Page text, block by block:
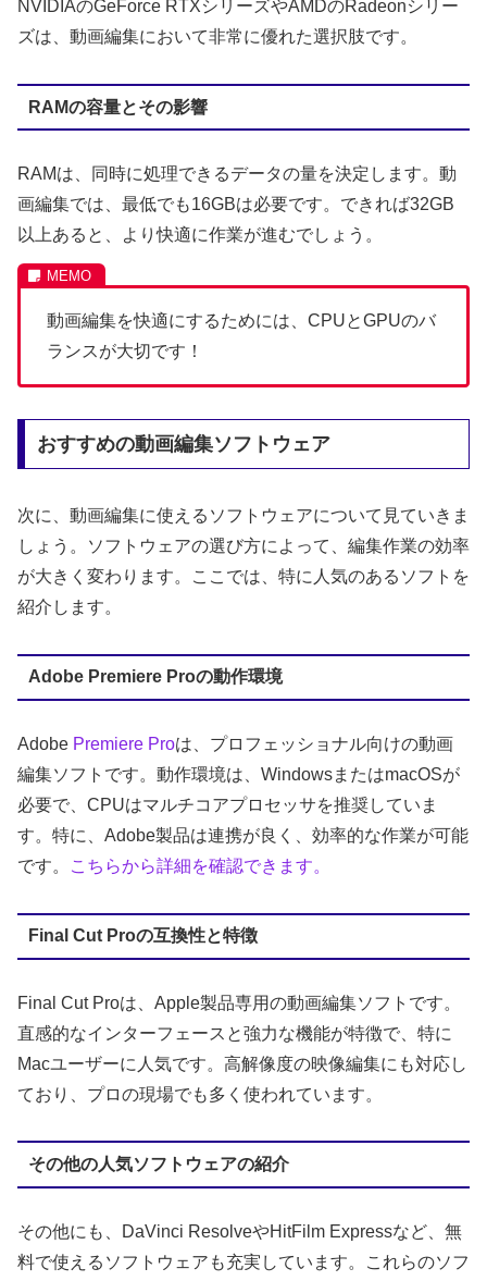
NVIDIAのGeForce RTXシリーズやAMDのRadeonシリー
ズは、動画編集において非常に優れた選択肢です。
RAMの容量とその影響
RAMは、同時に処理できるデータの量を決定します。動
画編集では、最低でも16GBは必要です。できれば32GB
以上あると、より快適に作業が進むでしょう。
動画編集を快適にするためには、CPUとGPUのバ
ランスが大切です！
おすすめの動画編集ソフトウェア
次に、動画編集に使えるソフトウェアについて見ていきま
しょう。ソフトウェアの選び方によって、編集作業の効率
が大きく変わります。ここでは、特に人気のあるソフトを
紹介します。
Adobe Premiere Proの動作環境
Adobe Premiere Proは、プロフェッショナル向けの動画
編集ソフトです。動作環境は、WindowsまたはmacOSが
必要で、CPUはマルチコアプロセッサを推奨していま
す。特に、Adobe製品は連携が良く、効率的な作業が可能
です。
こちらから詳細を確認できます。
Final Cut Proの互換性と特徴
Final Cut Proは、Apple製品専用の動画編集ソフトです。
直感的なインターフェースと強力な機能が特徴で、特に
Macユーザーに人気です。高解像度の映像編集にも対応し
ており、プロの現場でも多く使われています。
その他の人気ソフトウェアの紹介
その他にも、DaVinci ResolveやHitFilm Expressなど、無
料で使えるソフトウェアも充実しています。これらのソフ